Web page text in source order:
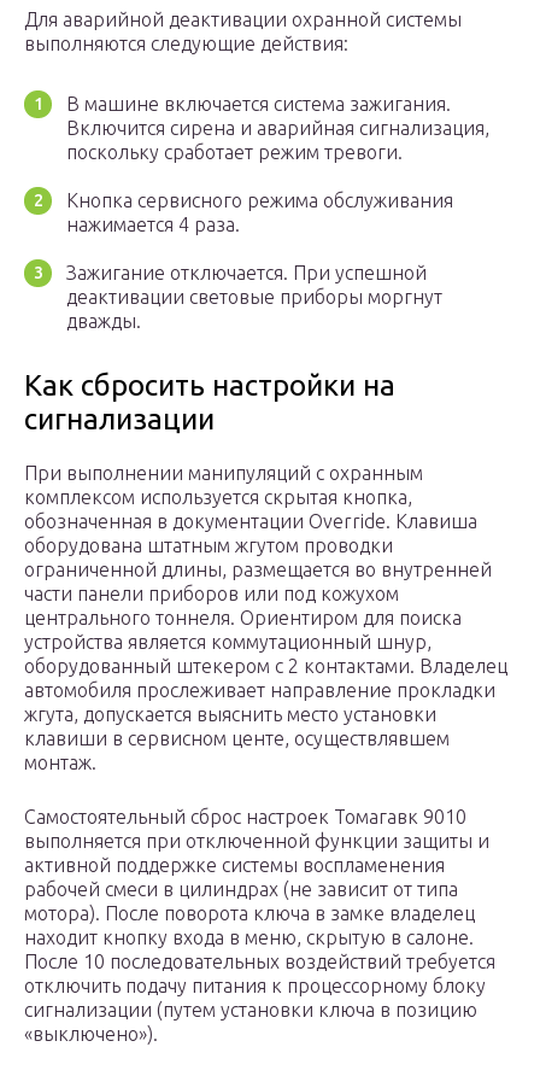
Для аварийной деактивации охранной системы
выполняются следующие действия:
В машине включается система зажигания.
Включится сирена и аварийная сигнализация,
поскольку сработает режим тревоги.
Кнопка сервисного режима обслуживания
нажимается 4 раза.
Зажигание отключается. При успешной
деактивации световые приборы моргнут
дважды.
Как сбросить настройки на
сигнализации
При выполнении манипуляций с охранным
комплексом используется скрытая кнопка,
обозначенная в документации Override. Клавиша
оборудована штатным жгутом проводки
ограниченной длины, размещается во внутренней
части панели приборов или под кожухом
центрального тоннеля. Ориентиром для поиска
устройства является коммутационный шнур,
оборудованный штекером с 2 контактами. Владелец
автомобиля прослеживает направление прокладки
жгута, допускается выяснить место установки
клавиши в сервисном центе, осуществлявшем
монтаж.
Самостоятельный сброс настроек Томагавк 9010
выполняется при отключенной функции защиты и
активной поддержке системы воспламенения
рабочей смеси в цилиндрах (не зависит от типа
мотора). После поворота ключа в замке владелец
находит кнопку входа в меню, скрытую в салоне.
После 10 последовательных воздействий требуется
отключить подачу питания к процессорному блоку
сигнализации (путем установки ключа в позицию
«выключено»).